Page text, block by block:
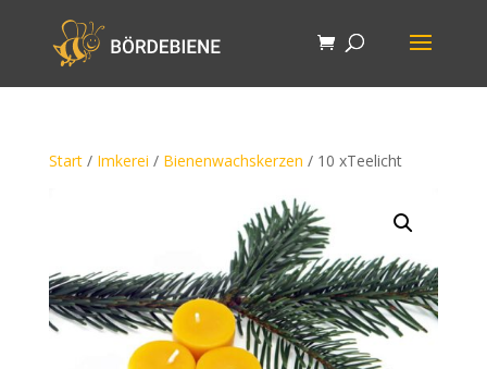
Start/ Imkerei / Bienenwachskerzen / 10 xTeelicht